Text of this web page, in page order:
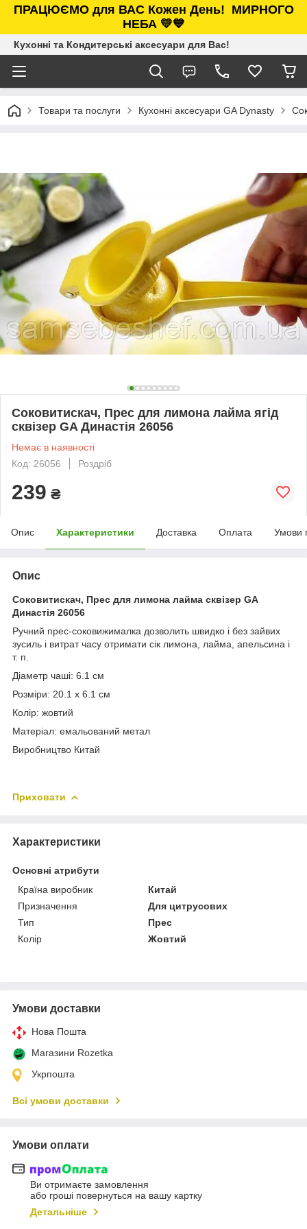
ПРАЦЮЄМО для ВАС Кожен День! МИРНОГО
НЕБА 💛💙
Кухонні та Кондитерські аксесуари для Вас!
Товари та послуги Кухонні аксесуари GA Dynasty
Соковитискач, Прес для лимона лайма ягід
сквізер GA Династія 26056
Немає в наявності
Код: 26056
Роздріб
239 ₴
Опис Характеристики Доставка Оплата Умови
Опис
Соковитискач, Прес для лимона лайма сквізер GA
Династія 26056
Ручний прес-соковижималка дозволить швидко і без зайвих
зусиль і витрат часу отримати сік лимона, лайма, апельсина і
т. п.
Діаметр чаші: 6.1 см
Розміри: 20.1 х 6.1 см
Колір: жовтий
Матеріал: емальований метал
Виробництво Китай
Приховати
Характеристики
Основні атрибути
Країна виробник
Китай
Призначення
Для цитрусових
Тип
Прес
Колір
Жовтий
Умови доставки
Нова Пошта
Магазини Rozetka
Укрпошта
Всі умови доставки
Умови оплати
Ви отримаєте замовлення
або гроші повернуться на вашу картку
Детальніше